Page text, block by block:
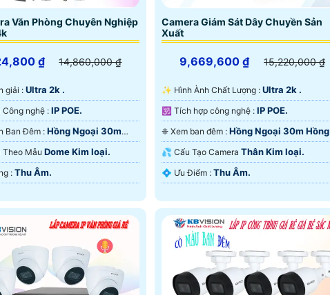
Văn Phòng Chuyên Nghiệp
₫ 14,860,000 ₫
giải : Ultra 2k .
⚜️ Camera Công nghệ : IP POE.
✪ Tầm Nhìn Ban Đêm : Hồng Ngoại 30m
Theo Mẫu Dome Kim loại.
️🆑 Khả Năng : Thu Âm.
Camera Giám Sát Dây Chuyền Sản
Xuất
9,669,600 ₫ 15,220,000 ₫
✨ Hình Ành Chất Lượng : Ultra 2k .
🕉️ Tích hợp công nghệ : IP POE.
❈ Xem ban đêm : Hồng Ngoại 30m Hồng
Ngoại Smart IR.
💦 Cấu Tạo Camera Thân Kim loại.
️💠 Ưu Điểm : Thu Âm.